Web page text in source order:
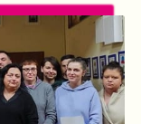
poz. 1799 z